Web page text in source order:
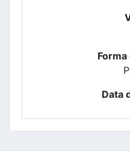
Forma
Data